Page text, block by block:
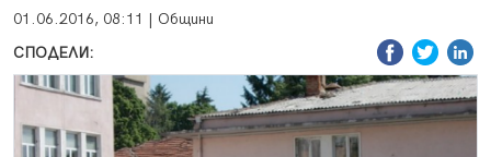
01.06.2016, 08:11 | Общини
СПОДЕЛИ: